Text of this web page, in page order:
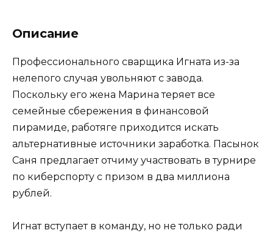
Описание
Профессионального сварщика Игната из-за
нелепого случая увольняют с завода.
Поскольку его жена Марина теряет все
семейные сбережения в финансовой
пирамиде, работяге приходится искать
альтернативные источники заработка. Пасынок
Саня предлагает отчиму участвовать в турнире
по киберспорту с призом в два миллиона
рублей.
Игнат вступает в команду, но не только ради